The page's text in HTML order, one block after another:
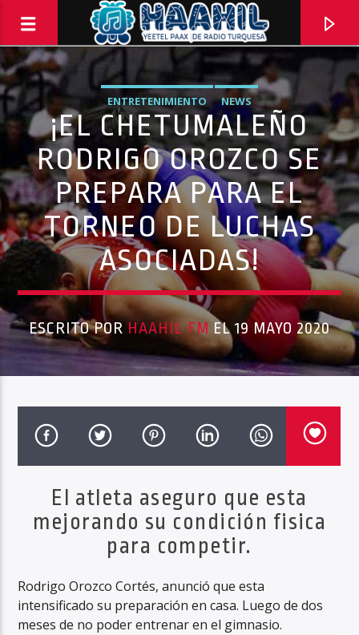
PROGRAMA ACTUAL
PASAPORTE MUNDIAL
9:00 AM 10:00 AM
Haahil FM
ENTRETENIMIENTO NEWS
¡EL CHETUMALEÑO
RODRIGO OROZCO SE
PREPARA PARA EL
TORNEO DE LUCHAS
ASOCIADAS!
ESCRITO PORHAAHIL FM EL 19 MAYO 2020
El atleta aseguro que esta
mejorando su condición fisica
para competir.
Rodrigo Orozco Cortés, anunció que esta
intensificado su preparación en casa. Luego de dos
meses de no poder entrenar en el gimnasio.